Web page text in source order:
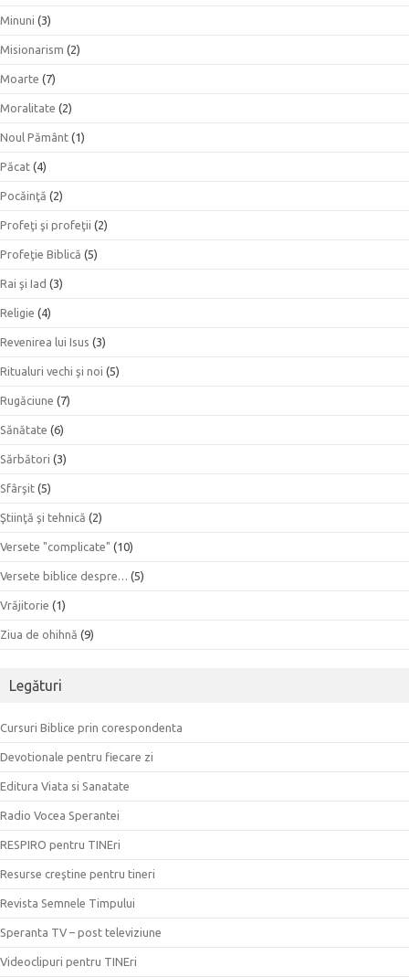
Minuni (3)
Misionarism (2)
Moarte (7)
Moralitate (2)
Noul Pământ (1)
Păcat (4)
Pocăinţă (2)
Profeţi şi profeţii (2)
Profeţie Biblică (5)
Rai şi Iad (3)
Religie (4)
Revenirea lui Isus (3)
Ritualuri vechi şi noi (5)
Rugăciune (7)
Sănătate (6)
Sărbători (3)
Sfârşit (5)
Ştiinţă şi tehnică (2)
Versete "complicate" (10)
Versete biblice despre… (5)
Vrăjitorie (1)
Ziua de ohihnă (9)
Legături
Cursuri Biblice prin corespondenta
Devotionale pentru fiecare zi
Editura Viata si Sanatate
Radio Vocea Sperantei
RESPIRO pentru TINEri
Resurse creştine pentru tineri
Revista Semnele Timpului
Speranta TV – post televiziune
Videoclipuri pentru TINEri